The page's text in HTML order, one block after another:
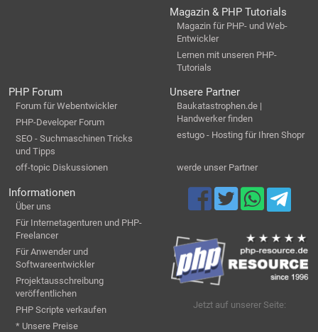
Magazin & PHP Tutorials
Magazin für PHP- und Web-
Entwickler
Lernen mit unseren PHP-
Tutorials
PHP Forum
Forum für Webentwickler
PHP-Developer Forum
SEO - Suchmaschinen Tricks
und Tipps
off-topic Diskussionen
Unsere Partner
Baukatastrophen.de |
Handwerker finden
estugo - Hosting für Ihren Shopr
werde unser Partner
Informationen
Über uns
Für Internetagenturen und PHP-
Freelancer
Für Anwender und
Softwareentwickler
Projektausschreibung
veröffentlichen
PHP Scripte verkaufen
* Unsere Preise
Jetzt auf unserer Seite: